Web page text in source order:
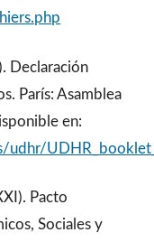
Declaración
París: Asamblea
en:
Pacto
Sociales y